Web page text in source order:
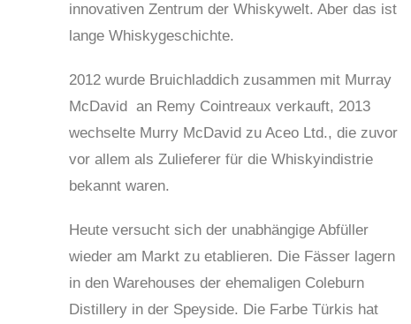
innovativen Zentrum der Whiskywelt. Aber das ist
lange Whiskygeschichte.
2012 wurde Bruichladdich zusammen mit Murray
McDavid an Remy Cointreaux verkauft, 2013
wechselte Murry McDavid zu Aceo Ltd., die zuvor
vor allem als Zulieferer für die Whiskyindistrie
bekannt waren.
Heute versucht sich der unabhängige Abfüller
wieder am Markt zu etablieren. Die Fässer lagern
in den Warehouses der ehemaligen Coleburn
Distillery in der Speyside. Die Farbe Türkis hat